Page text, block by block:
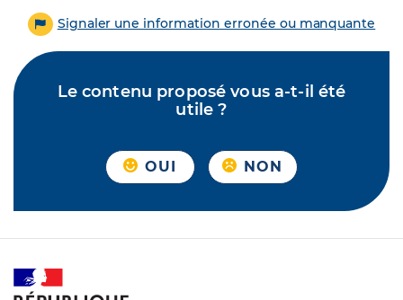
Signaler une information erronée ou manquante
Le contenu proposé vous a-t-il été
utile ?
OUI NON